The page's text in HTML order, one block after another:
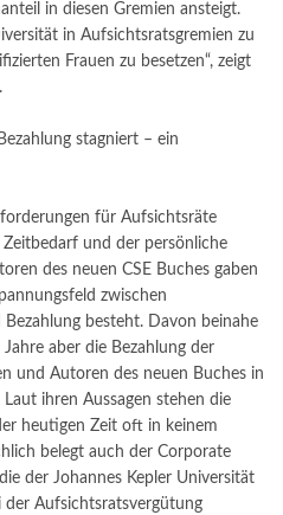
in diesen Gremien ansteigt.
in Aufsichtsratsgremien zu
Frauen zu besetzen“, zeigt
stagniert – ein
für Aufsichtsräte
und der persönliche
des neuen CSE Buches gaben
zwischen
besteht. Davon beinahe
aber die Bezahlung der
und Autoren des neuen Buches in
ihren Aussagen stehen die
heutigen Zeit oft in keinem
belegt auch der Corporate
der Johannes Kepler Universität
der Aufsichtsratsvergütung